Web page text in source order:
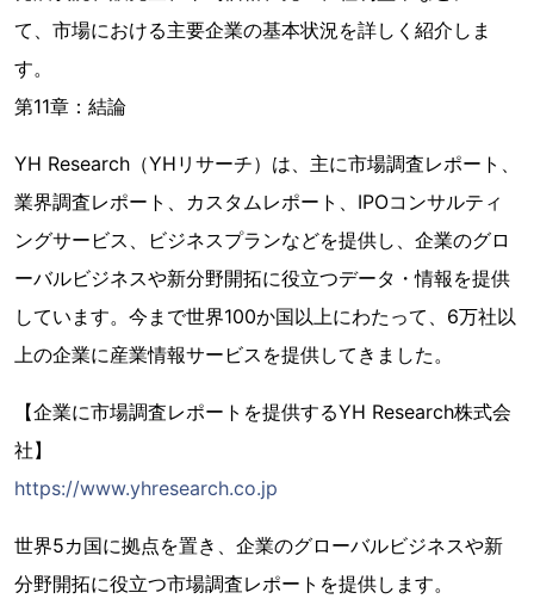
て、市場における主要企業の基本状況を詳しく紹介しま
す。
第11章：結論
YH Research（YHリサーチ）は、主に市場調査レポート、
業界調査レポート、カスタムレポート、IPOコンサルティ
ングサービス、ビジネスプランなどを提供し、企業のグロ
ーバルビジネスや新分野開拓に役立つデータ・情報を提供
しています。今まで世界100か国以上にわたって、6万社以
上の企業に産業情報サービスを提供してきました。
【企業に市場調査レポートを提供するYH Research株式会
社】
https://www.yhresearch.co.jp
世界5カ国に拠点を置き、企業のグローバルビジネスや新
分野開拓に役立つ市場調査レポートを提供します。